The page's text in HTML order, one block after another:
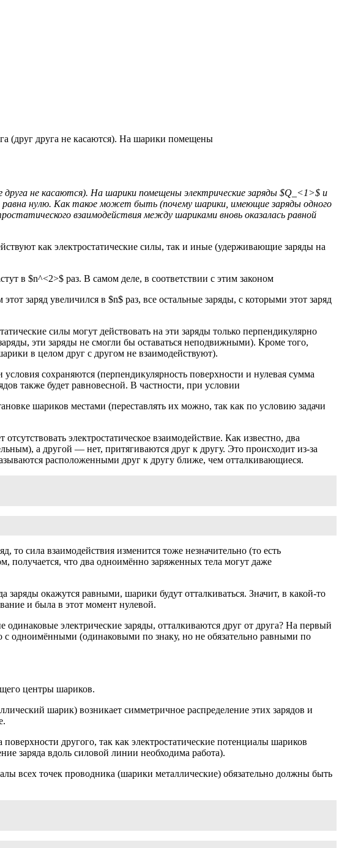
(друг друга не касаются). На шарики помещены
друга не касаются). На шарики помещены электрические заряды $Q_<1>$ и
нулю. Как такое может быть (почему шарики, имеющие заряды одного
взаимодействия между шариками вновь оказалась равной
как электростатические силы, так и иные (удерживающие заряды на
в $n^<2>$ раз. В самом деле, в соответствии с этим законом
заряд увеличился в $n$ раз, все остальные заряды, с которыми этот заряд
силы могут действовать на эти заряды только перпендикулярно
эти заряды не смогли бы оставаться неподвижными). Кроме того,
в целом друг с другом не взаимодействуют).
сохраняются (перпендикулярность поверхности и нулевая сумма
также будет равновесной. В частности, при условии
шариков местами (переставлять их можно, так как по условию задачи
электростатическое взаимодействие. Как известно, два
а другой — нет, притягиваются друг к другу. Это происходит из-за
расположенными друг к другу ближе, чем отталкивающиеся.
сила взаимодействия изменится тоже незначительно (то есть
получается, что два одноимённо заряженных тела могут даже
заряды окажутся равными, шарики будут отталкиваться. Значит, в какой-то
и была в этот момент нулевой.
электрические заряды, отталкиваются друг от друга? На первый
одноимёнными (одинаковыми по знаку, но не обязательно равными по
центры шариков.
шарик) возникает симметричное распределение этих зарядов и
другого, так как электростатические потенциалы шариков
заряда вдоль силовой линии необходима работа).
всех точек проводника (шарики металлические) обязательно должны быть